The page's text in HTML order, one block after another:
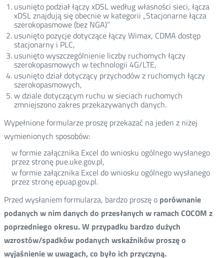
usunięto podział łączy xDSL według własności sieci, łącza
xDSL znajdują się obecnie w kategorii „Stacjonarne łącza
szerokopasmowe (bez NGA)”
usunięto pozycje dotyczące łączy Wimax, CDMA dostęp
stacjonarny i PLC,
usunięto wyszczególnienie liczby ruchomych łączy
szerokopasmowych w technologii 4G/LTE,
usunięto dział dotyczący przychodów z ruchomych łączy
szerokopasmowych,
w dziale dotyczącym ruchu w sieciach ruchomych
zmniejszono zakres przekazywanych danych.
Wypełnione formularze proszę przekazać na jeden z niżej
wymienionych sposobów:
w formie załącznika Excel do wniosku ogólnego wysłanego
przez stronę pue.uke.gov.pl,
w formie załącznika Excel do wniosku ogólnego wysłanego
przez stronę epuap.gov.pl.
Przed wysłaniem formularza, bardzo proszę oporównanie
podanych w nim danych do przesłanych w ramach COCOM z
poprzedniego okresu. W przypadku bardzo dużych
wzrostów/spadków podanych wskaźników proszę o
wyjaśnienie w uwagach, co było ich przyczyną.